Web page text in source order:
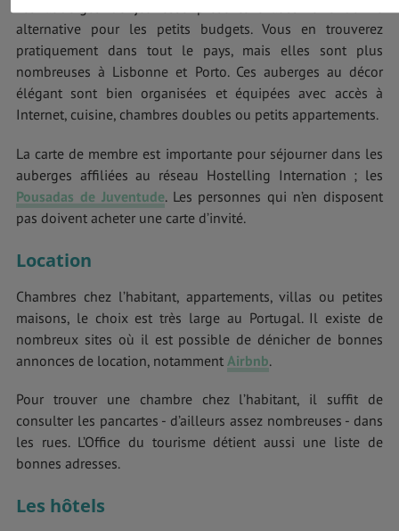
alternative pour les petits budgets. Vous en trouverez
pratiquement dans tout le pays, mais elles sont plus
nombreuses à Lisbonne et Porto. Ces auberges au décor
élégant sont bien organisées et équipées avec accès à
Internet, cuisine, chambres doubles ou petits appartements.
La carte de membre est importante pour séjourner dans les
auberges affiliées au réseau Hostelling Internation ; les
Pousadas de Juventude. Les personnes qui n’en disposent
pas doivent acheter une carte d’invité.
Location
Chambres chez l’habitant, appartements, villas ou petites
maisons, le choix est très large au Portugal. Il existe de
nombreux sites où il est possible de dénicher de bonnes
annonces de location, notamment Airbnb.
Pour trouver une chambre chez l’habitant, il suffit de
consulter les pancartes - d’ailleurs assez nombreuses - dans
les rues. L’Office du tourisme détient aussi une liste de
bonnes adresses.
Les hôtels